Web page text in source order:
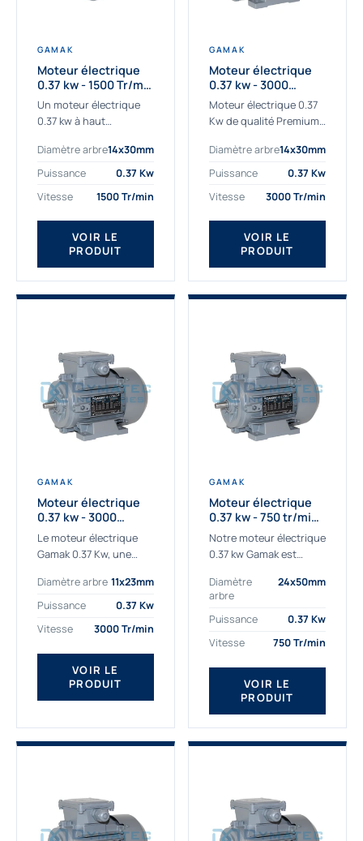
GAMAK
Moteur électrique
0.37 kw - 1500 Tr/min
- 230/400V - IE2
Un moteur électrique
0.37 kw à haut
applications les plus
exigeantes.
kw de référence
AGM2EL 71 M 4b...
Diamètre arbre14x30mm
Puissance
0.37 Kw
Vitesse
1500 Tr/min
VOIR LE
PRODUIT
GAMAK
Moteur électrique
0.37 kw - 3000
Tr/min - 230/400V -
IE2
Moteur électrique 0.37
Kw de qualité Premium,
application. Notre
gamme de moteurs
exclusivement
fabriquée...
Diamètre arbre14x30mm
Puissance
0.37 Kw
Vitesse
3000 Tr/min
VOIR LE
PRODUIT
GAMAK
Moteur électrique
0.37 kw - 3000
Tr/min - 230/400v -
Taille 63 - IE2
Le moteur électrique
Gamak 0.37 Kw, une
adaptée à tous types
de machines. Le
triphasé 0.37Kw Gamak
à...
Diamètre arbre 11x23mm
Puissance
0.37 Kw
Vitesse
3000 Tr/min
VOIR LE
PRODUIT
GAMAK
Moteur électrique
0.37 kw - 750 tr/min -
230/400V - IE2
Notre moteur électrique
0.37 kw Gamak est
aux applications
sévères. Nous
déterminons,
fournissons
des moteurs
asynchrones depuis de
nombreuses années....
Diamètre
arbre
24x50mm
Puissance
0.37 Kw
Vitesse
750 Tr/min
VOIR LE
PRODUIT